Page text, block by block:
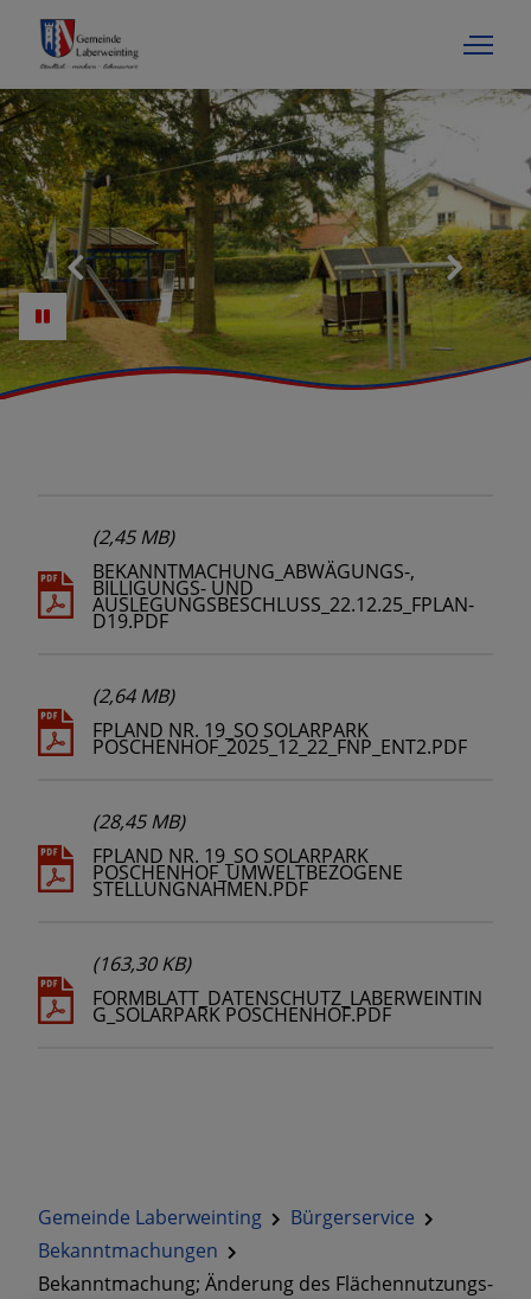
Gemeinde Laberweinting
Bürgerservice
Bekanntmachungen
Bekanntmachung; Änderung des Flächennutzungs-
(2,45 MB)
BEKANNTMACHUNG_ABWÄGUNGS-,
BILLIGUNGS- UND
AUSLEGUNGSBESCHLUSS_22.12.25_FPLAN-
D19.PDF
(2,64 MB)
FPLAND NR. 19_SO SOLARPARK
POSCHENHOF_2025_12_22_FNP_ENT2.PDF
(28,45 MB)
FPLAND NR. 19_SO SOLARPARK
POSCHENHOF_UMWELTBEZOGENE
STELLUNGNAHMEN.PDF
(163,30 KB)
FORMBLATT_DATENSCHUTZ_LABERWEINTIN
G_SOLARPARK POSCHENHOF.PDF